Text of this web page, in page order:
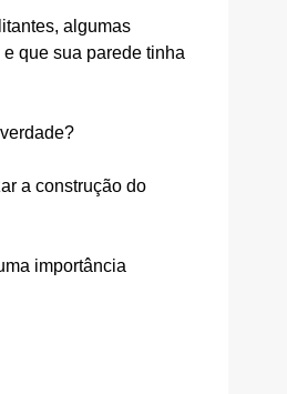
algumas
que sua parede tinha
a construção do
importância